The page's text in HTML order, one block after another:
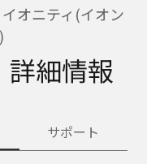
オニティ(イオン
詳細情報
サポート